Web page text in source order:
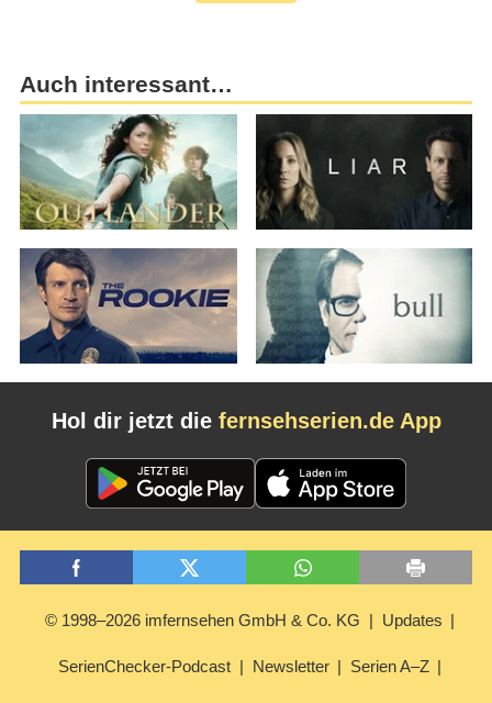
Auch interessant…
Hol dir jetzt die fernsehserien.de App
© 1998–2026 imfernsehen GmbH & Co. KG Updates
SerienChecker-Podcast Newsletter Serien A–Z